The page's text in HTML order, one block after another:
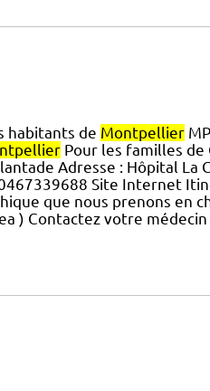
habitants de Montpellier
Pour les familles de
Adresse : Hôpital La
Site Internet
que nous prenons en
) Contactez votre